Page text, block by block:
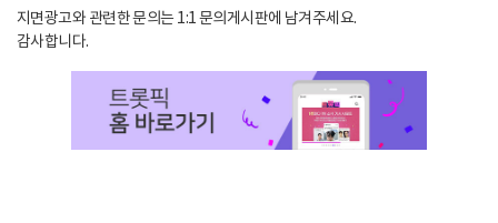
지면광고와 관련한 문의는 1:1 문의게시판에 남겨주세요.
감사합니다.